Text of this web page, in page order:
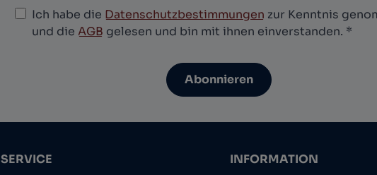
Ich habe die Datenschutzbestimmungen zur Kenntnis
und die AGB gelesen und bin mit ihnen einverstanden. *
Abonnieren
SERVICE
INFORMATION